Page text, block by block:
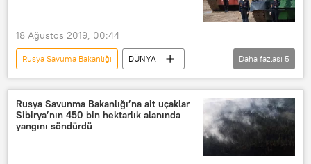
18 Ağustos 2019, 00:44
Rusya Savuma Bakanlığı
DÜNYA
Haberler
Rusya
Sergey Şoygu
NATO
ARMY-2019 Uluslararası Askeri-Teknik Fuarı
Daha fazlası 5
Rusya Savunma Bakanlığı’na ait uçaklar
Sibirya’nın 450 bin hektarlık alanında
yangını söndürdü